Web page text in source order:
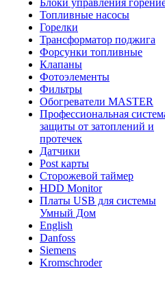
Блоки управления
Топливные насосы
Горелки
Трансформатор поджига
Форсунки топливные
Клапаны
Фотоэлементы
Фильтры
Обогреватели MASTER
Профессиональная
защиты от затоплений и
протечек
Датчики
Post карты
Сторожевой таймер
HDD Monitor
Платы USB для системы
Умный Дом
English
Danfoss
Siemens
Kromschroder